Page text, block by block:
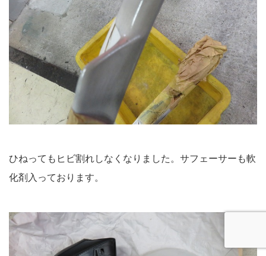
ひねってもヒビ割れしなくなりました。サフェーサーも軟
化剤入っております。